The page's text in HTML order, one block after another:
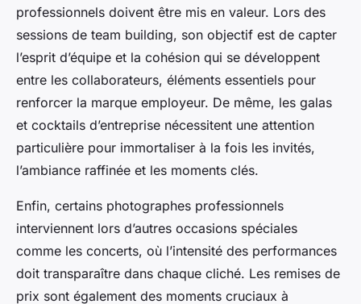
professionnels doivent être mis en valeur. Lors des
sessions de team building, son objectif est de capter
l’esprit d’équipe et la cohésion qui se développent
entre les collaborateurs, éléments essentiels pour
renforcer la marque employeur. De même, les galas
et cocktails d’entreprise nécessitent une attention
particulière pour immortaliser à la fois les invités,
l’ambiance raffinée et les moments clés.
Enfin, certains photographes professionnels
interviennent lors d’autres occasions spéciales
comme les concerts, où l’intensité des performances
doit transparaître dans chaque cliché. Les remises de
prix sont également des moments cruciaux à